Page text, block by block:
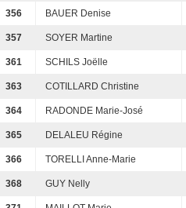
356 BAUER Denise
357 SOYER Martine
361 SCHILS Joëlle
363 COTILLARD Christine
364 RADONDE Marie-José
365 DELALEU Régine
366 TORELLI Anne-Marie
368 GUY Nelly